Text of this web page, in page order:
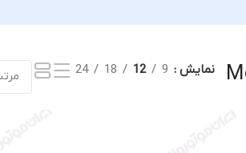
نمایش 9
12
18
24